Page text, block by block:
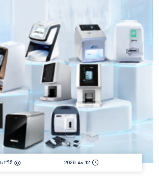
را نیز برای همکاران خود فراهم کرده‌ایم. مزایای همکاری: محیط کاری ...
12 مه 2026